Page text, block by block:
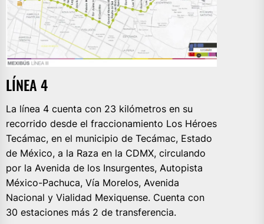
LÍNEA 4
La línea 4 cuenta con 23 kilómetros en su
recorrido desde el fraccionamiento Los Héroes
Tecámac, en el municipio de Tecámac, Estado
de México, a la Raza en la CDMX, circulando
por la Avenida de los Insurgentes, Autopista
México-Pachuca, Vía Morelos, Avenida
Nacional y Vialidad Mexiquense. Cuenta con
30 estaciones más 2 de transferencia.